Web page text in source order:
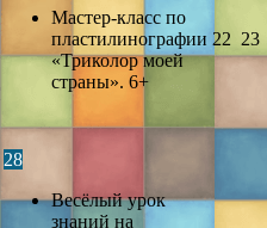
Мастер-класс по
пластилинографии
«Триколор моей
страны». 6+
22 23
28
Весёлый урок
знаний на